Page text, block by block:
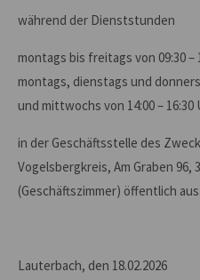
während der Dienststunden
montags bis freitags von 09:30 –
montags, dienstags und
und mittwochs von 14:00 – 16:30
in der Geschäftsstelle des
Vogelsbergkreis, Am Graben 96,
(Geschäftszimmer) öffentlich aus.
Lauterbach, den